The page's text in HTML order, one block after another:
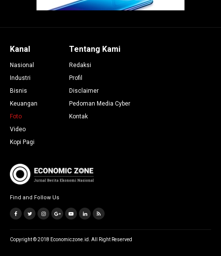
Kanal
Nasional
Industri
Bisnis
Keuangan
Foto
Video
Kopi Pagi
Tentang Kami
Redaksi
Profil
Disclaimer
Pedoman Media Cyber
Kontak
Find and Follow Us
Copyright © 2018 Economiczone.id. All Right Reserved